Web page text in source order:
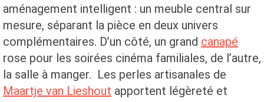
aménagement intelligent : un meuble central sur
mesure, séparant la pièce en deux univers
complémentaires. D’un côté, un grand canapé
rose pour les soirées cinéma familiales, de l’autre,
la salle à manger. Les perles artisanales de
Maartje van Lieshout apportent légèreté et